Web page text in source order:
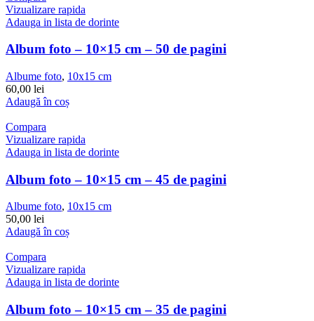
Vizualizare rapida
Adauga in lista de dorinte
Album foto – 10×15 cm – 50 de pagini
Albume foto, 10x15 cm
60,00 lei
Adaugă în coș
Compara
Vizualizare rapida
Adauga in lista de dorinte
Album foto – 10×15 cm – 45 de pagini
Albume foto, 10x15 cm
50,00 lei
Adaugă în coș
Compara
Vizualizare rapida
Adauga in lista de dorinte
Album foto – 10×15 cm – 35 de pagini